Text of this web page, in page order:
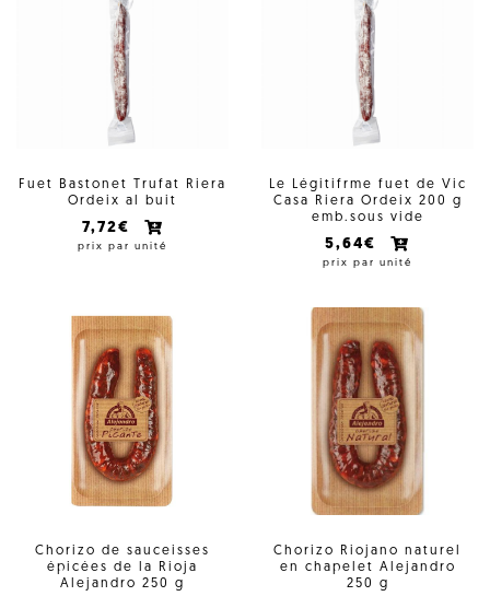
Fuet Bastonet Trufat Riera
Ordeix al buit
7,72€
prix par unité
Le Légitifrme fuet de Vic
Casa Riera Ordeix 200 g
emb.sous vide
5,64€
prix par unité
Chorizo de sauceisses
épicées de la Rioja
Alejandro 250 g
Chorizo Riojano naturel
en chapelet Alejandro
250 g